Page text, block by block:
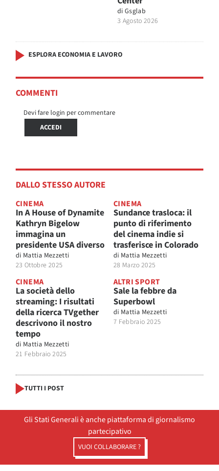
di Gsglab
3 Agosto 2026
ESPLORA ECONOMIA E LAVORO
COMMENTI
Devi fare login per commentare
ACCEDI
DALLO STESSO AUTORE
CINEMA
In A House of Dynamite
Kathryn Bigelow
immagina un
presidente USA diverso
di Mattia Mezzetti
23 Ottobre 2025
CINEMA
Sundance trasloca: il
punto di riferimento
del cinema indie si
trasferisce in Colorado
di Mattia Mezzetti
28 Marzo 2025
CINEMA
La società dello
streaming: I risultati
della ricerca TVgether
descrivono il nostro
tempo
di Mattia Mezzetti
21 Febbraio 2025
ALTRI SPORT
Sale la febbre da
Superbowl
di Mattia Mezzetti
7 Febbraio 2025
TUTTI I POST
Gli Stati Generali è anche piattaforma di giornalismo
partecipativo
VUOI COLLABORARE ?